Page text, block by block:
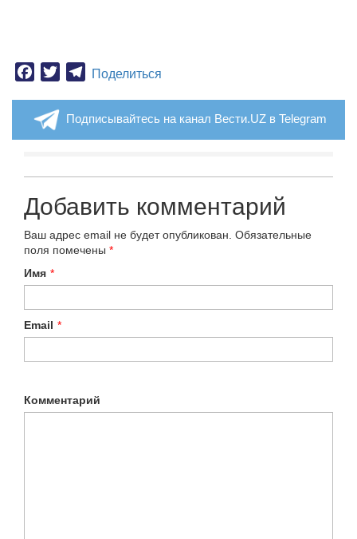
Facebook
TwitterTelegram
Поделиться
Подписывайтесь на канал Вести.UZ в Telegram
Добавить комментарий
Ваш адрес email не будет опубликован. Обязательные
поля помечены *
Имя *
Email *
Комментарий